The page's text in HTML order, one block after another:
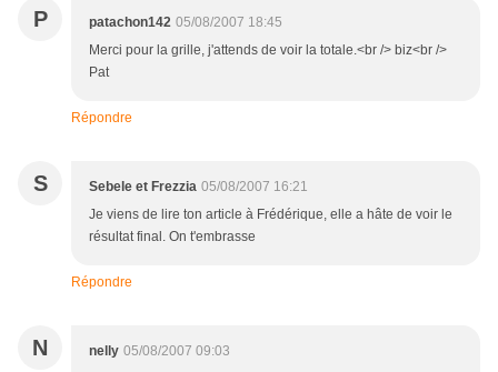
P patachon142 05/08/2007 18:45
Merci pour la grille, j'attends de voir la totale.<br /> biz<br />
Pat
Répondre
S Sebele et Frezzia 05/08/2007 16:21
Je viens de lire ton article à Frédérique, elle a hâte de voir le
résultat final. On t'embrasse
Répondre
N nelly 05/08/2007 09:03